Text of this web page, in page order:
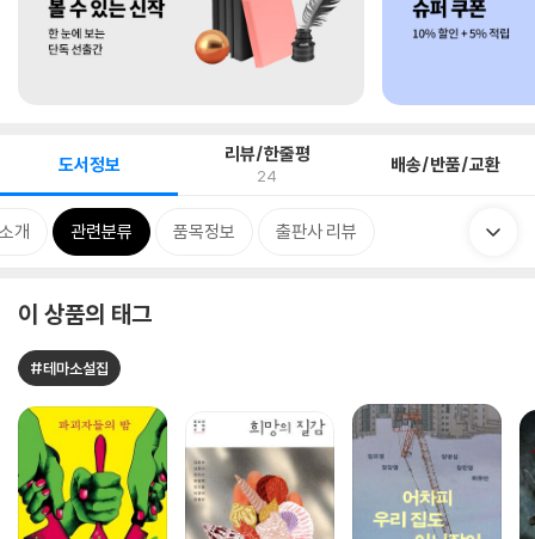
도서정보 리뷰/한줄평
24 배송/반품/교환
개 관련분류 품목정보 출판사 리뷰
이 상품의 태그
#테마소설집